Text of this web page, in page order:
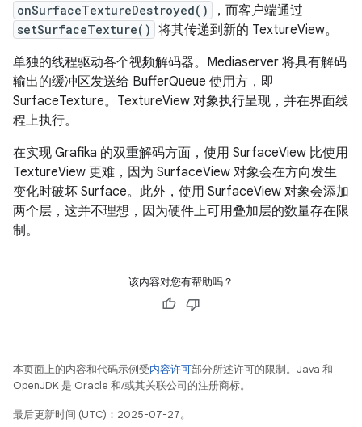
onSurfaceTextureDestroyed() ，而客户端通过
setSurfaceTexture() 将其传递到新的 TextureView。
单独的线程驱动各个视频解码器。Mediaserver 将具有解码
输出的缓冲区发送给 BufferQueue 使用方，即
SurfaceTexture。TextureView 对象执行呈现，并在界面线
程上执行。
在实现 Grafika 的双重解码方面，使用 SurfaceView 比使用
TextureView 更难，因为 SurfaceView 对象会在方向发生
变化时破坏 Surface。此外，使用 SurfaceView 对象会添加
两个层，这并不理想，因为硬件上可用叠加层的数量存在限
制。
该内容对您有帮助吗？
本页面上的内容和代码示例受内容许可部分所述许可的限制。Java 和
OpenJDK 是 Oracle 和/或其关联公司的注册商标。
最后更新时间 (UTC)：2025-07-27。